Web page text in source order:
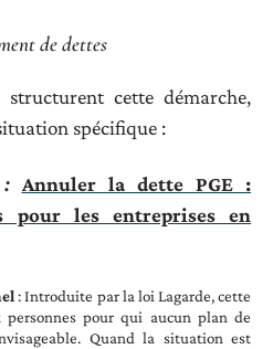
de dettes
cette démarche,
spécifique :
: Annuler la dette PGE :
pour les entreprises en
: Introduite par la loi Lagarde, cette
personnes pour qui aucun plan de
Quand la situation est